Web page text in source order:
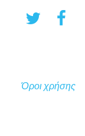
Όροι χρήσης